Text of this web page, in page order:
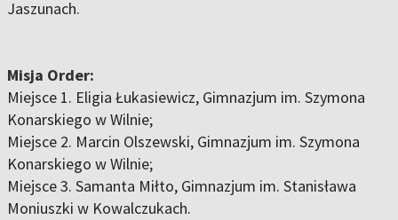
Jaszunach.
Misja Order:
Miejsce 1. Eligia Łukasiewicz, Gimnazjum im. Szymona
Konarskiego w Wilnie;
Miejsce 2. Marcin Olszewski, Gimnazjum im. Szymona
Konarskiego w Wilnie;
Miejsce 3. Samanta Miłto, Gimnazjum im. Stanisława
Moniuszki w Kowalczukach.